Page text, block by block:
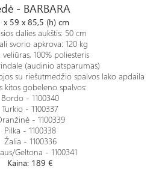
- BARBARA
x 59 x 85,5 (h) cm
dalies aukštis: 50 cm
svorio apkrova: 120 kg
100% poliesteris
(audinio atsparumas)
su riešutmedžio spalvos lako apdaila
kitos gobeleno spalvos:
Bordo - 1100340
Turkio - 1100337
- 1100339
Pilka - 1100338
Žalia - 1100336
Geltona - 1100341
Kaina: 189 €